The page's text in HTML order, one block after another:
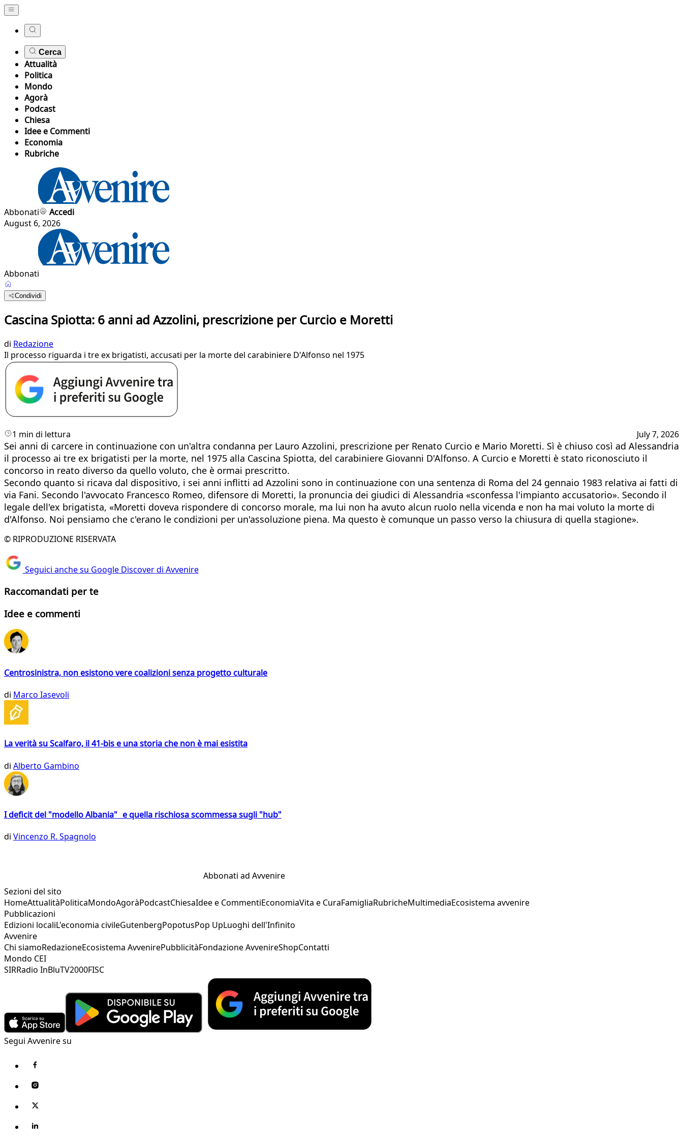
Cerca
Attualità
Politica
Mondo
Agorà
Podcast
Chiesa
Idee e Commenti
Economia
Rubriche
Abbonati
Accedi
August 6, 2026
Abbonati
Condividi
Cascina Spiotta: 6 anni ad Azzolini, prescrizione per Curcio e Moretti
di Redazione
Il processo riguarda i tre ex brigatisti, accusati per la morte del carabiniere D'Alfonso nel 1975
1 min di lettura July 7, 2026
Sei anni di carcere in continuazione con un'altra condanna per Lauro Azzolini, prescrizione per Renato Curcio e Mario Moretti. Sì è chiuso così ad Alessandria
il processo ai tre ex brigatisti per la morte, nel 1975 alla Cascina Spiotta, del carabiniere Giovanni D'Alfonso. A Curcio e Moretti è stato riconosciuto il
concorso in reato diverso da quello voluto, che è ormai prescritto.
Secondo quanto si ricava dal dispositivo, i sei anni inflitti ad Azzolini sono in continuazione con una sentenza di Roma del 24 gennaio 1983 relativa ai fatti di
via Fani. Secondo l'avvocato Francesco Romeo, difensore di Moretti, la pronuncia dei giudici di Alessandria «sconfessa l'impianto accusatorio». Secondo il
legale dell'ex brigatista, «Moretti doveva rispondere di concorso morale, ma lui non ha avuto alcun ruolo nella vicenda e non ha mai voluto la morte di
d'Alfonso. Noi pensiamo che c'erano le condizioni per un'assoluzione piena. Ma questo è comunque un passo verso la chiusura di quella stagione».
© RIPRODUZIONE RISERVATA
Seguici anche su Google Discover di Avvenire
Raccomandati per te
Idee e commenti
Centrosinistra, non esistono vere coalizioni senza progetto culturale
di Marco Iasevoli
La verità su Scalfaro, il 41-bis e una storia che non è mai esistita
di Alberto Gambino
I deficit del "modello Albania" e quella rischiosa scommessa sugli "hub"
di Vincenzo R. Spagnolo
Abbonati ad Avvenire
Sezioni del sito
HomeAttualitàPoliticaMondoAgoràPodcastChiesaIdee e CommentiEconomiaVita e CuraFamigliaRubricheMultimediaEcosistema avvenire
Pubblicazioni
Edizioni localiL'economia civileGutenbergPopotusPop UpLuoghi dell'Infinito
Avvenire
Chi siamoRedazioneEcosistema AvvenirePubblicitàFondazione AvvenireShopContatti
Mondo CEI
SIRRadio InBluTV2000FISC
Segui Avvenire su